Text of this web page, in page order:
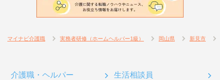
マイナビ介護職 実務者研修（ホームヘルパー1級） 岡山県 新見市
介護職・ヘルパー 生活相談員